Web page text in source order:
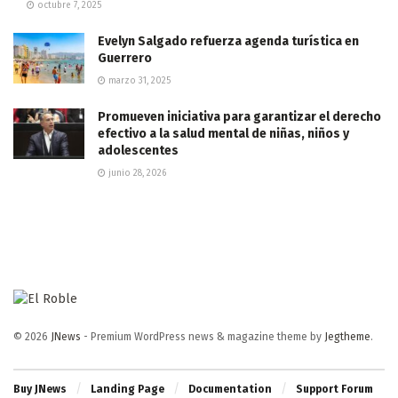
octubre 7, 2025
Evelyn Salgado refuerza agenda turística en
Guerrero
marzo 31, 2025
Promueven iniciativa para garantizar el derecho
efectivo a la salud mental de niñas, niños y
adolescentes
junio 28, 2026
© 2026 JNews - Premium WordPress news & magazine theme by Jegtheme.
Buy JNews Landing Page Documentation Support Forum